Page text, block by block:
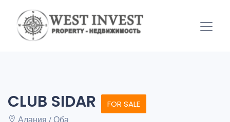
CLUB SIDAR FOR SALE
Алания / Оба